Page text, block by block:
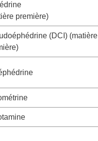
première)
(DCI) (matière